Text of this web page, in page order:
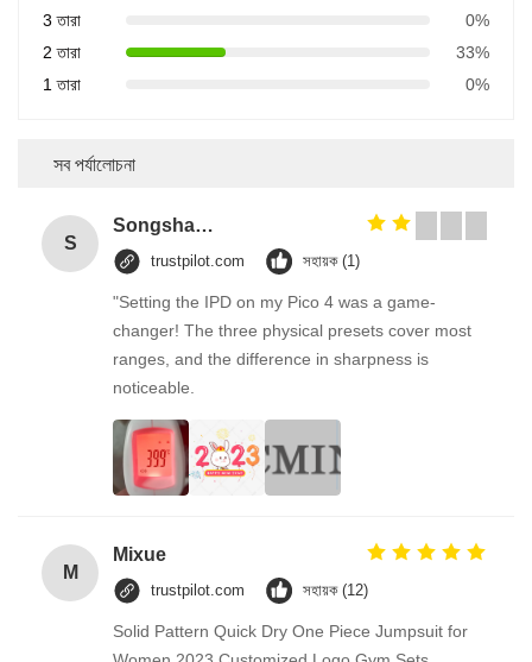
3 তারা
0%
2 তারা
33%
1 তারা
0%
সব পর্যালোচনা
S
Songshang
trustpilot.com সহায়ক (1)
"Setting the IPD on my Pico 4 was a game-
changer! The three physical presets cover most
ranges, and the difference in sharpness is
noticeable.
M
Mixue
trustpilot.com সহায়ক (12)
Solid Pattern Quick Dry One Piece Jumpsuit for